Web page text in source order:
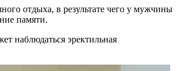
отдыха, в результате чего у мужчины
памяти.
наблюдаться эректильная